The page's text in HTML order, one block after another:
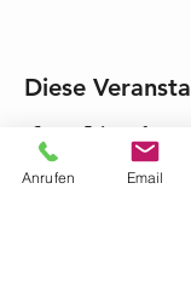
Diese
Anrufen Email